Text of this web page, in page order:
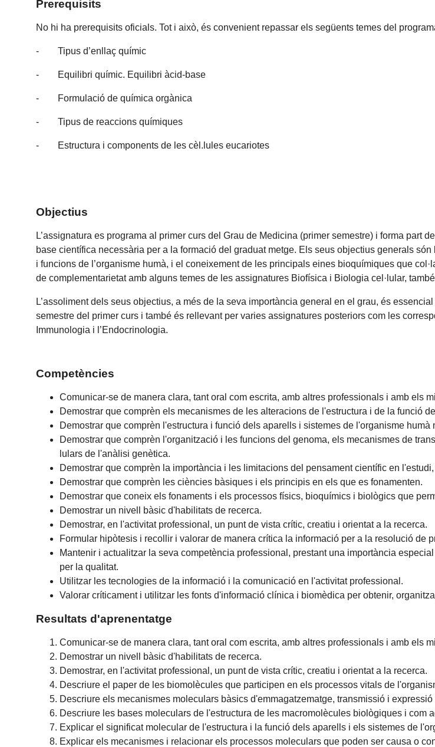
Prerequisits
No hi ha prerequisits oficials. Tot i això, és convenient repassar els següents temes del
- Tipus d’enllaç químic
- Equilibri químic. Equilibri àcid-base
- Formulació de química orgànica
- Tipus de reaccions químiques
- Estructura i components de les cèl.lules eucariotes
Objectius
L’assignatura es programa al primer curs del Grau de Medicina (primer semestre) i forma part
base científica necessària per a la formació del graduat metge. Els seus objectius generals
i funcions de l’organisme humà, i el coneixement de les principals eines bioquímiques que
de complementarietat amb alguns temes de les assignatures Biofísica i Biologia cel·lular,
L’assoliment dels seus objectius, a més de la seva importància general en el grau, és
semestre del primer curs i també és rellevant per varies assignatures posteriors com les
Immunologia i l’Endocrinologia.
Competències
Comunicar-se de manera clara, tant oral com escrita, amb altres professionals i amb els
Demostrar que comprèn els mecanismes de les alteracions de l'estructura i de la funció
Demostrar que comprèn l'estructura i funció dels aparells i sistemes de l'organisme
Demostrar que comprèn l'organització i les funcions del genoma, els mecanismes de
lulars de l'anàlisi genètica.
Demostrar que comprèn la importància i les limitacions del pensament científic en
Demostrar que comprèn les ciències bàsiques i els principis en els que es fonamenten.
Demostrar que coneix els fonaments i els processos físics, bioquímics i biològics que
Demostrar un nivell bàsic d'habilitats de recerca.
Demostrar, en l'activitat professional, un punt de vista crític, creatiu i orientat a la recerca.
Formular hipòtesis i recollir i valorar de manera crítica la informació per a la resolució de
Mantenir i actualitzar la seva competència professional, prestant una importància
per la qualitat.
Utilitzar les tecnologies de la informació i la comunicació en l'activitat professional.
Valorar críticament i utilitzar les fonts d'informació clínica i biomèdica per obtenir,
Resultats d'aprenentatge
Comunicar-se de manera clara, tant oral com escrita, amb altres professionals i amb els
Demostrar un nivell bàsic d'habilitats de recerca.
Demostrar, en l'activitat professional, un punt de vista crític, creatiu i orientat a la recerca.
Descriure el paper de les biomolècules que participen en els processos vitals de
Descriure els mecanismes moleculars bàsics d'emmagatzematge, transmissió i
Descriure les bases moleculars de l'estructura de les macromolècules biològiques i com
Explicar el significat molecular de l'estructura i la funció dels aparells i els sistemes de
Explicar els mecanismes i relacionar els processos moleculars que poden ser causa o